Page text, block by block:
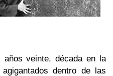
años veinte, década en la
dentro de las